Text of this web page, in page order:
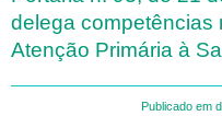
delega competências
Atenção Primária à
Publicado em